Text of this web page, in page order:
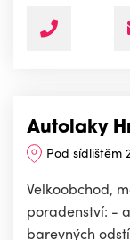
Autolaky
Pod sídlištěm
Velkoobchod,
poradenství: -
barevných